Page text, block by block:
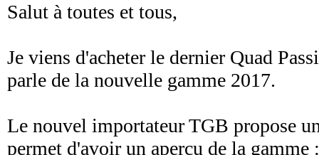
Salut à toutes et tous,
Je viens d'acheter le dernier Quad
parle de la nouvelle gamme 2017.
Le nouvel importateur TGB propose
permet d'avoir un aperçu de la gamme :